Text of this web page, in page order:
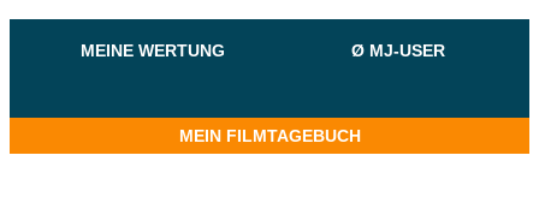
MEINE WERTUNG Ø MJ-USER
MEIN FILMTAGEBUCH